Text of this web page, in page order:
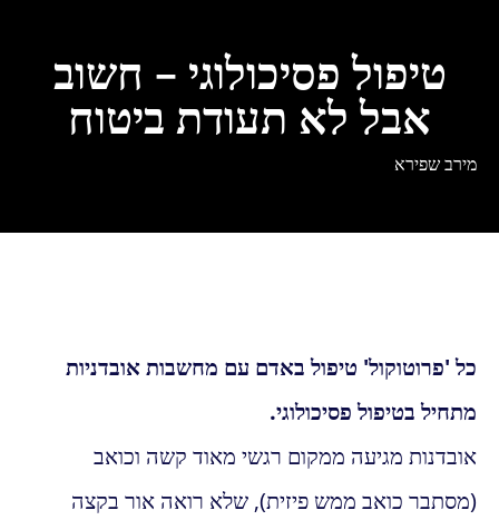
טיפול פסיכולוגי – חשוב
אבל לא תעודת ביטוח
מירב שפירא
כל 'פרוטוקול' טיפול באדם עם מחשבות אובדניות
מתחיל בטיפול פסיכולוגי.
אובדנות מגיעה ממקום רגשי מאוד קשה וכואב
(מסתבר כואב ממש פיזית), שלא רואה אור בקצה